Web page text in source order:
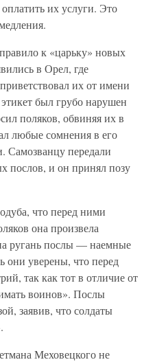
их услуги. Это
к «царьку» новых
в Орел, где
их от имени
был грубо нарушен
поляков, обвиняя их в
любые сомнения в его
Самозванцу передали
послов, и он принял позу
что перед ними
она произвела
ругань послы — наемные
они уверены, что перед
так как тот в отличие от
воинов». Послы
заявив, что солдаты
Меховецкого не